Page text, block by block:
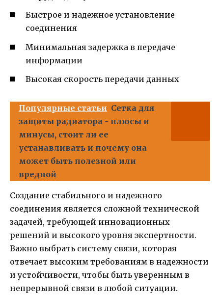
Быстрое и надежное установление
соединения
Минимальная задержка в передаче
информации
Высокая скорость передачи данных
Популярные статьи Сетка для
защиты радиатора - плюсы и
минусы, стоит ли ее
устанавливать и почему она
может быть полезной или
вредной
Создание стабильного и надежного
соединения является сложной технической
задачей, требующей инновационных
решений и высокого уровня экспертности.
Важно выбрать систему связи, которая
отвечает высоким требованиям в надежности
и устойчивости, чтобы быть уверенным в
непрерывной связи в любой ситуации.